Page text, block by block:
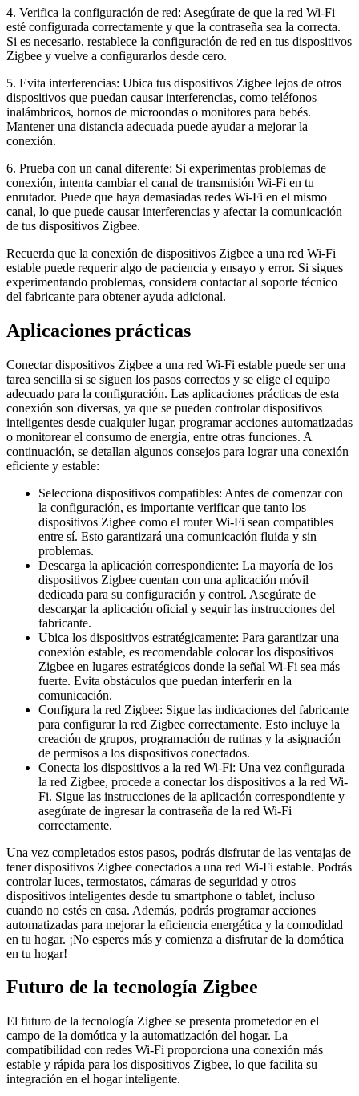
4. Verifica la configuración de red: Asegúrate de que la red Wi-Fi
esté configurada correctamente y que la contraseña sea la correcta.
Si es necesario, restablece la configuración de red en tus dispositivos
Zigbee y vuelve a configurarlos desde cero.
5. Evita interferencias: Ubica tus dispositivos Zigbee lejos de otros
dispositivos que puedan causar interferencias, como teléfonos
inalámbricos, hornos de microondas o monitores para bebés.
Mantener una distancia adecuada puede ayudar a mejorar la
conexión.
6. Prueba con un canal diferente: Si experimentas problemas de
conexión, intenta cambiar el canal de transmisión Wi-Fi en tu
enrutador. Puede que haya demasiadas redes Wi-Fi en el mismo
canal, lo que puede causar interferencias y afectar la comunicación
de tus dispositivos Zigbee.
Recuerda que la conexión de dispositivos Zigbee a una red Wi-Fi
estable puede requerir algo de paciencia y ensayo y error. Si sigues
experimentando problemas, considera contactar al soporte técnico
del fabricante para obtener ayuda adicional.
Aplicaciones prácticas
Conectar dispositivos Zigbee a una red Wi-Fi estable puede ser una
tarea sencilla si se siguen los pasos correctos y se elige el equipo
adecuado para la configuración. Las aplicaciones prácticas de esta
conexión son diversas, ya que se pueden controlar dispositivos
inteligentes desde cualquier lugar, programar acciones automatizadas
o monitorear el consumo de energía, entre otras funciones. A
continuación, se detallan algunos consejos para lograr una conexión
eficiente y estable:
Selecciona dispositivos compatibles: Antes de comenzar con
la configuración, es importante verificar que tanto los
dispositivos Zigbee como el router Wi-Fi sean compatibles
entre sí. Esto garantizará una comunicación fluida y sin
problemas.
Descarga la aplicación correspondiente: La mayoría de los
dispositivos Zigbee cuentan con una aplicación móvil
dedicada para su configuración y control. Asegúrate de
descargar la aplicación oficial y seguir las instrucciones del
fabricante.
Ubica los dispositivos estratégicamente: Para garantizar una
conexión estable, es recomendable colocar los dispositivos
Zigbee en lugares estratégicos donde la señal Wi-Fi sea más
fuerte. Evita obstáculos que puedan interferir en la
comunicación.
Configura la red Zigbee: Sigue las indicaciones del fabricante
para configurar la red Zigbee correctamente. Esto incluye la
creación de grupos, programación de rutinas y la asignación
de permisos a los dispositivos conectados.
Conecta los dispositivos a la red Wi-Fi: Una vez configurada
la red Zigbee, procede a conectar los dispositivos a la red Wi-
Fi. Sigue las instrucciones de la aplicación correspondiente y
asegúrate de ingresar la contraseña de la red Wi-Fi
correctamente.
Una vez completados estos pasos, podrás disfrutar de las ventajas de
tener dispositivos Zigbee conectados a una red Wi-Fi estable. Podrás
controlar luces, termostatos, cámaras de seguridad y otros
dispositivos inteligentes desde tu smartphone o tablet, incluso
cuando no estés en casa. Además, podrás programar acciones
automatizadas para mejorar la eficiencia energética y la comodidad
en tu hogar. ¡No esperes más y comienza a disfrutar de la domótica
en tu hogar!
Futuro de la tecnología Zigbee
El futuro de la tecnología Zigbee se presenta prometedor en el
campo de la domótica y la automatización del hogar. La
compatibilidad con redes Wi-Fi proporciona una conexión más
estable y rápida para los dispositivos Zigbee, lo que facilita su
integración en el hogar inteligente.